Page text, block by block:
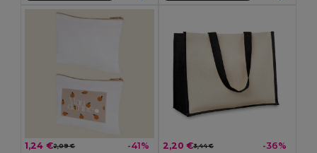
1,24 €2,09 € -41% 2,20 €3,44 € -36%